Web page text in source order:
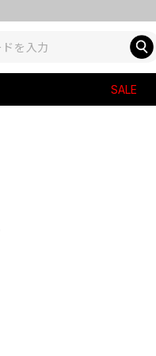
SALE